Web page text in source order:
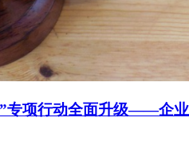
专项行动全面升级——企